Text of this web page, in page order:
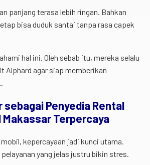
panjang terasa lebih ringan. Bahkan
bisa duduk santai tanpa rasa capek
hal ini. Oleh sebab itu, mereka selalu
Alphard agar siap memberikan
sebagai Penyedia Rental
Makassar Terpercaya
kepercayaan jadi kunci utama.
yang jelas justru bikin stres.